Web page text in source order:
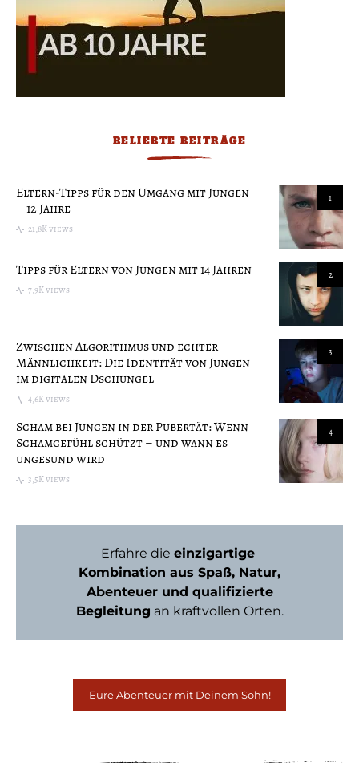
BELIEBTE BEITRÄGE
1
Eltern-Tipps für den Umgang mit Jungen
– 12 Jahre
21,8K views
2
Tipps für Eltern von Jungen mit 14 Jahren
7,9K views
3
Zwischen Algorithmus und echter
Männlichkeit: Die Identität von Jungen
im digitalen Dschungel
4,6K views
4
Scham bei Jungen in der Pubertät: Wenn
Schamgefühl schützt – und wann es
ungesund wird
3,5K views
Erfahre die einzigartige
Kombination aus Spaß, Natur,
Abenteuer und qualifizierte
Begleitung an kraftvollen Orten.
Eure Abenteuer mit Deinem Sohn!